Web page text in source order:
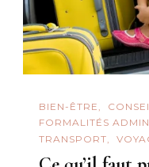
BIEN-ÊTRE
FORMALITÉS
TRANSPORT